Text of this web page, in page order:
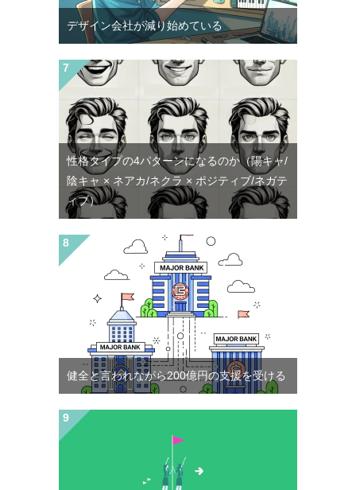
デザイン会社が減り始めている
性格タイプの4パターンになるのか（陽キャ/
陰キャ × ネアカ/ネクラ × ポジティブ/ネガテ
ィブ）
健全と言われながら200億円の支援を受ける